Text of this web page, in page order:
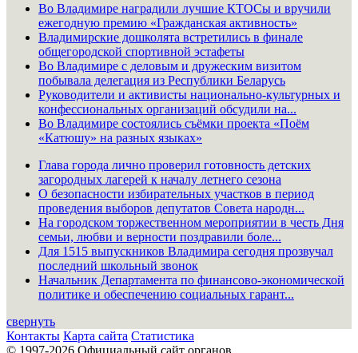
Во Владимире наградили лучшие КТОСы и вручили
ежегодную премию «Гражданская активность»
Владимирские дошколята встретились в финале
общегородской спортивной эстафеты
Во Владимире с деловым и дружеским визитом
побывала делегация из Республики Беларусь
Руководители и активисты национально-культурных и
конфессиональных организаций обсудили на...
Во Владимире состоялись съёмки проекта «Поём
«Катюшу» на разных языках»
Глава города лично проверил готовность детских
загородных лагерей к началу летнего сезона
О безопасности избирательных участков в период
проведения выборов депутатов Совета народн...
На городском торжественном мероприятии в честь Дня
семьи, любви и верности поздравили боле...
Для 1515 выпускников Владимира сегодня прозвучал
последний школьный звонок
Начальник Департамента по финансово-экономической
политике и обеспечению социальных гарант...
свернуть
Контакты Карта сайта Статистика
© 1997-2026 Официальный сайт органов